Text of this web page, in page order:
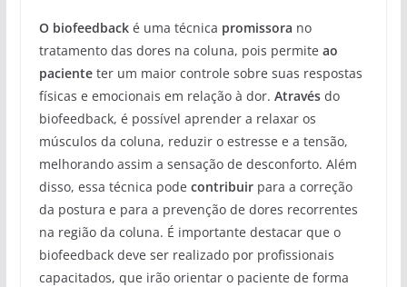
O biofeedbacké uma técnica promissora no
tratamento das dores na coluna, pois permite ao
pacienteter um maior controle sobre suas respostas
físicas e emocionais em relação à dor. Atravésdo
biofeedback, é possível aprender a relaxar os
músculos da coluna, reduzir o estresse e a tensão,
melhorando assim a sensação de desconforto. Além
disso, essa técnica pode contribuirpara a correção
da postura e para a prevenção de dores recorrentes
na região da coluna. É importante destacar que o
biofeedback deve ser realizado por profissionais
capacitados, que irão orientar o paciente de forma